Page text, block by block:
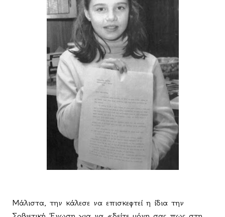
Μάλιστα, την κάλεσε να επισκεφτεί η ίδια την